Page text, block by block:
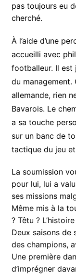
pas toujours eu
cherché.
À l’aide d’une
accueilli avec
footballeur. Il est
du management.
allemande, rien
Bavarois. Le
a sa touche
sur un banc de
tactique du jeu
La soumission
pour lui, lui a
ses missions
Même mis à la
? Têtu ?
Deux saisons de
des champions,
Une première
d’imprégner